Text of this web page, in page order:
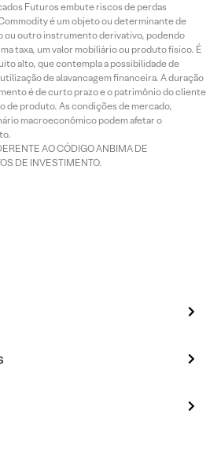
Futuros embute riscos de perdas
é um objeto ou determinante de
ou outro instrumento derivativo, podendo
taxa, um valor mobiliário ou produto físico. É
alto, que contempla a possibilidade de
de alavancagem financeira. A duração
é de curto prazo e o patrimônio do cliente
de produto. As condições de mercado,
macroeconômico podem afetar o
AO CÓDIGO ANBIMA DE
DE INVESTIMENTO.